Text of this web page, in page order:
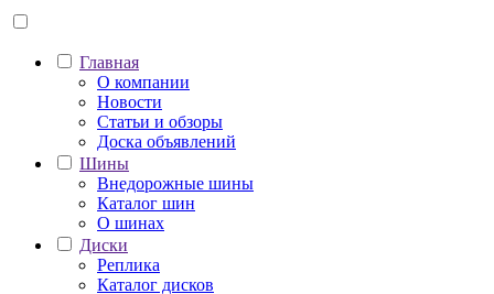
Главная
О компании
Новости
Статьи и обзоры
Доска объявлений
Шины
Внедорожные шины
Каталог шин
О шинах
Диски
Реплика
Каталог дисков